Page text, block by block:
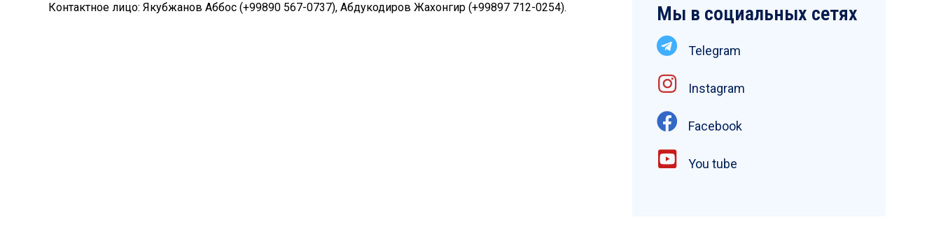
Контактное лицо: Якубжанов Аббос (+99890 567-0737), Абдукодиров Жахонгир (+99897 712-0254). Мы в социальных сетях
Telegram
Instagram
Facebook
You tube